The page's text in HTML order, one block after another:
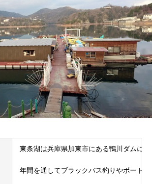
東条湖は兵庫県加東市にある鴨川ダムに
年間を通してブラックバス釣りやボート